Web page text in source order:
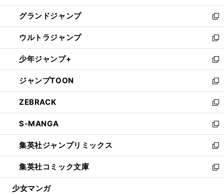
ウ
で
開
く
ン
ド
ウ
で
開
く
ウ
ィ
ン
ド
ウ
で
開
く
し
い
ウ
ィ
ン
ド
ウ
で
開
く
グランドジャンプ
新
し
い
ウ
ィ
ン
ド
ウ
で
開
く
ウルトラジャンプ
新
し
い
ウ
ィ
ン
ド
ウ
で
開
く
少年ジャンプ+
新
し
い
ウ
ィ
ン
ド
ウ
で
開
く
ジャンプTOON
新
し
い
ウ
ィ
ン
ド
ウ
で
開
ZEBRACK
新
し
い
ウ
ィ
ン
ド
ウ
S-MANGA
新
し
い
ウ
ィ
ン
集英社ジャンプリミックス
新
し
い
ウ
集英社コミック文庫
新
し
少女マンガ